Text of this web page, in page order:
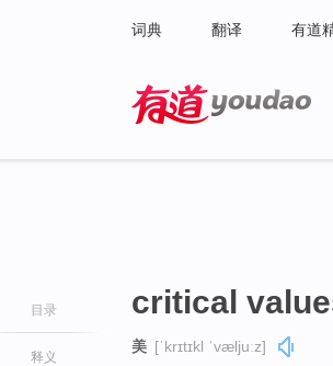
词典 翻译 有道
目录
释义
critical
美 [ˈkrɪtɪkl ˈvæljuːz]